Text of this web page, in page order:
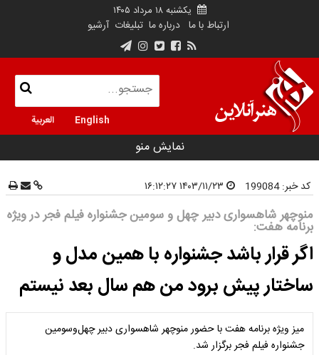
یکشنبه ۱۸ مرداد ۱۴۰۵
ارتباط با ما درباره ما تبلیغات آرشیو
English العربية
نمایش منو
کد خبر:199084
منوچهر شاهسواری دبیر چهل و سومین جشنواره فیلم فجر در ویژه
برنامه هفت:
اگر قرار باشد جشنواره با همین مدل و
ساختار پیش برود من هم سال بعد نیستم
میز ویژه برنامه هفت با حضور منوچهر شاهسواری دبیر چهل‌وسومین
جشنواره فیلم فجر برگزار شد.